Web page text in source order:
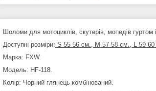
Шоломи для мотоциклів, скутерів, мопедів гуртом
Доступні розміри: S-55-56 см., M-57-58 см., L-59-
Марка: FXW.
Модель: HF-118.
Колір: Чорний глянець комбінований.